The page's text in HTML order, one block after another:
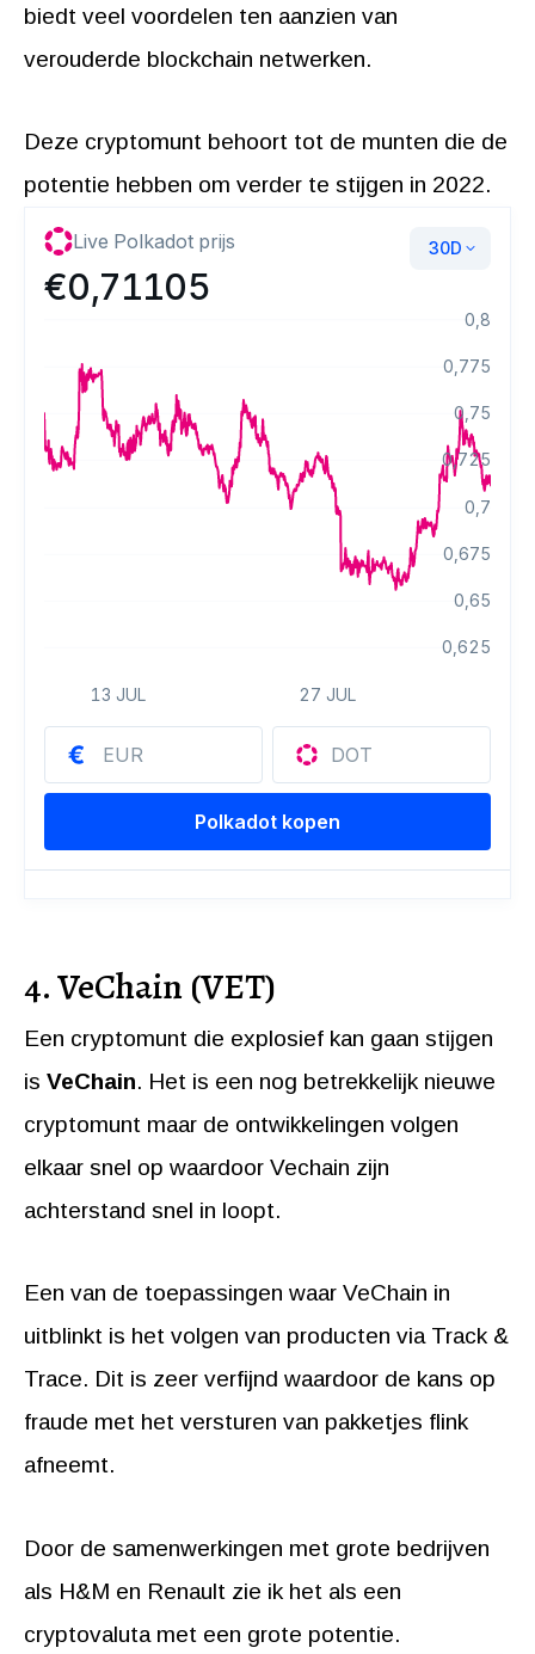
biedt veel voordelen ten aanzien van
verouderde blockchain netwerken.
Deze cryptomunt behoort tot de munten die de
potentie hebben om verder te stijgen in 2022.
4. VeChain (VET)
Een cryptomunt die explosief kan gaan stijgen
is VeChain. Het is een nog betrekkelijk nieuwe
cryptomunt maar de ontwikkelingen volgen
elkaar snel op waardoor Vechain zijn
achterstand snel in loopt.
Een van de toepassingen waar VeChain in
uitblinkt is het volgen van producten via Track &
Trace. Dit is zeer verfijnd waardoor de kans op
fraude met het versturen van pakketjes flink
afneemt.
Door de samenwerkingen met grote bedrijven
als H&M en Renault zie ik het als een
cryptovaluta met een grote potentie.